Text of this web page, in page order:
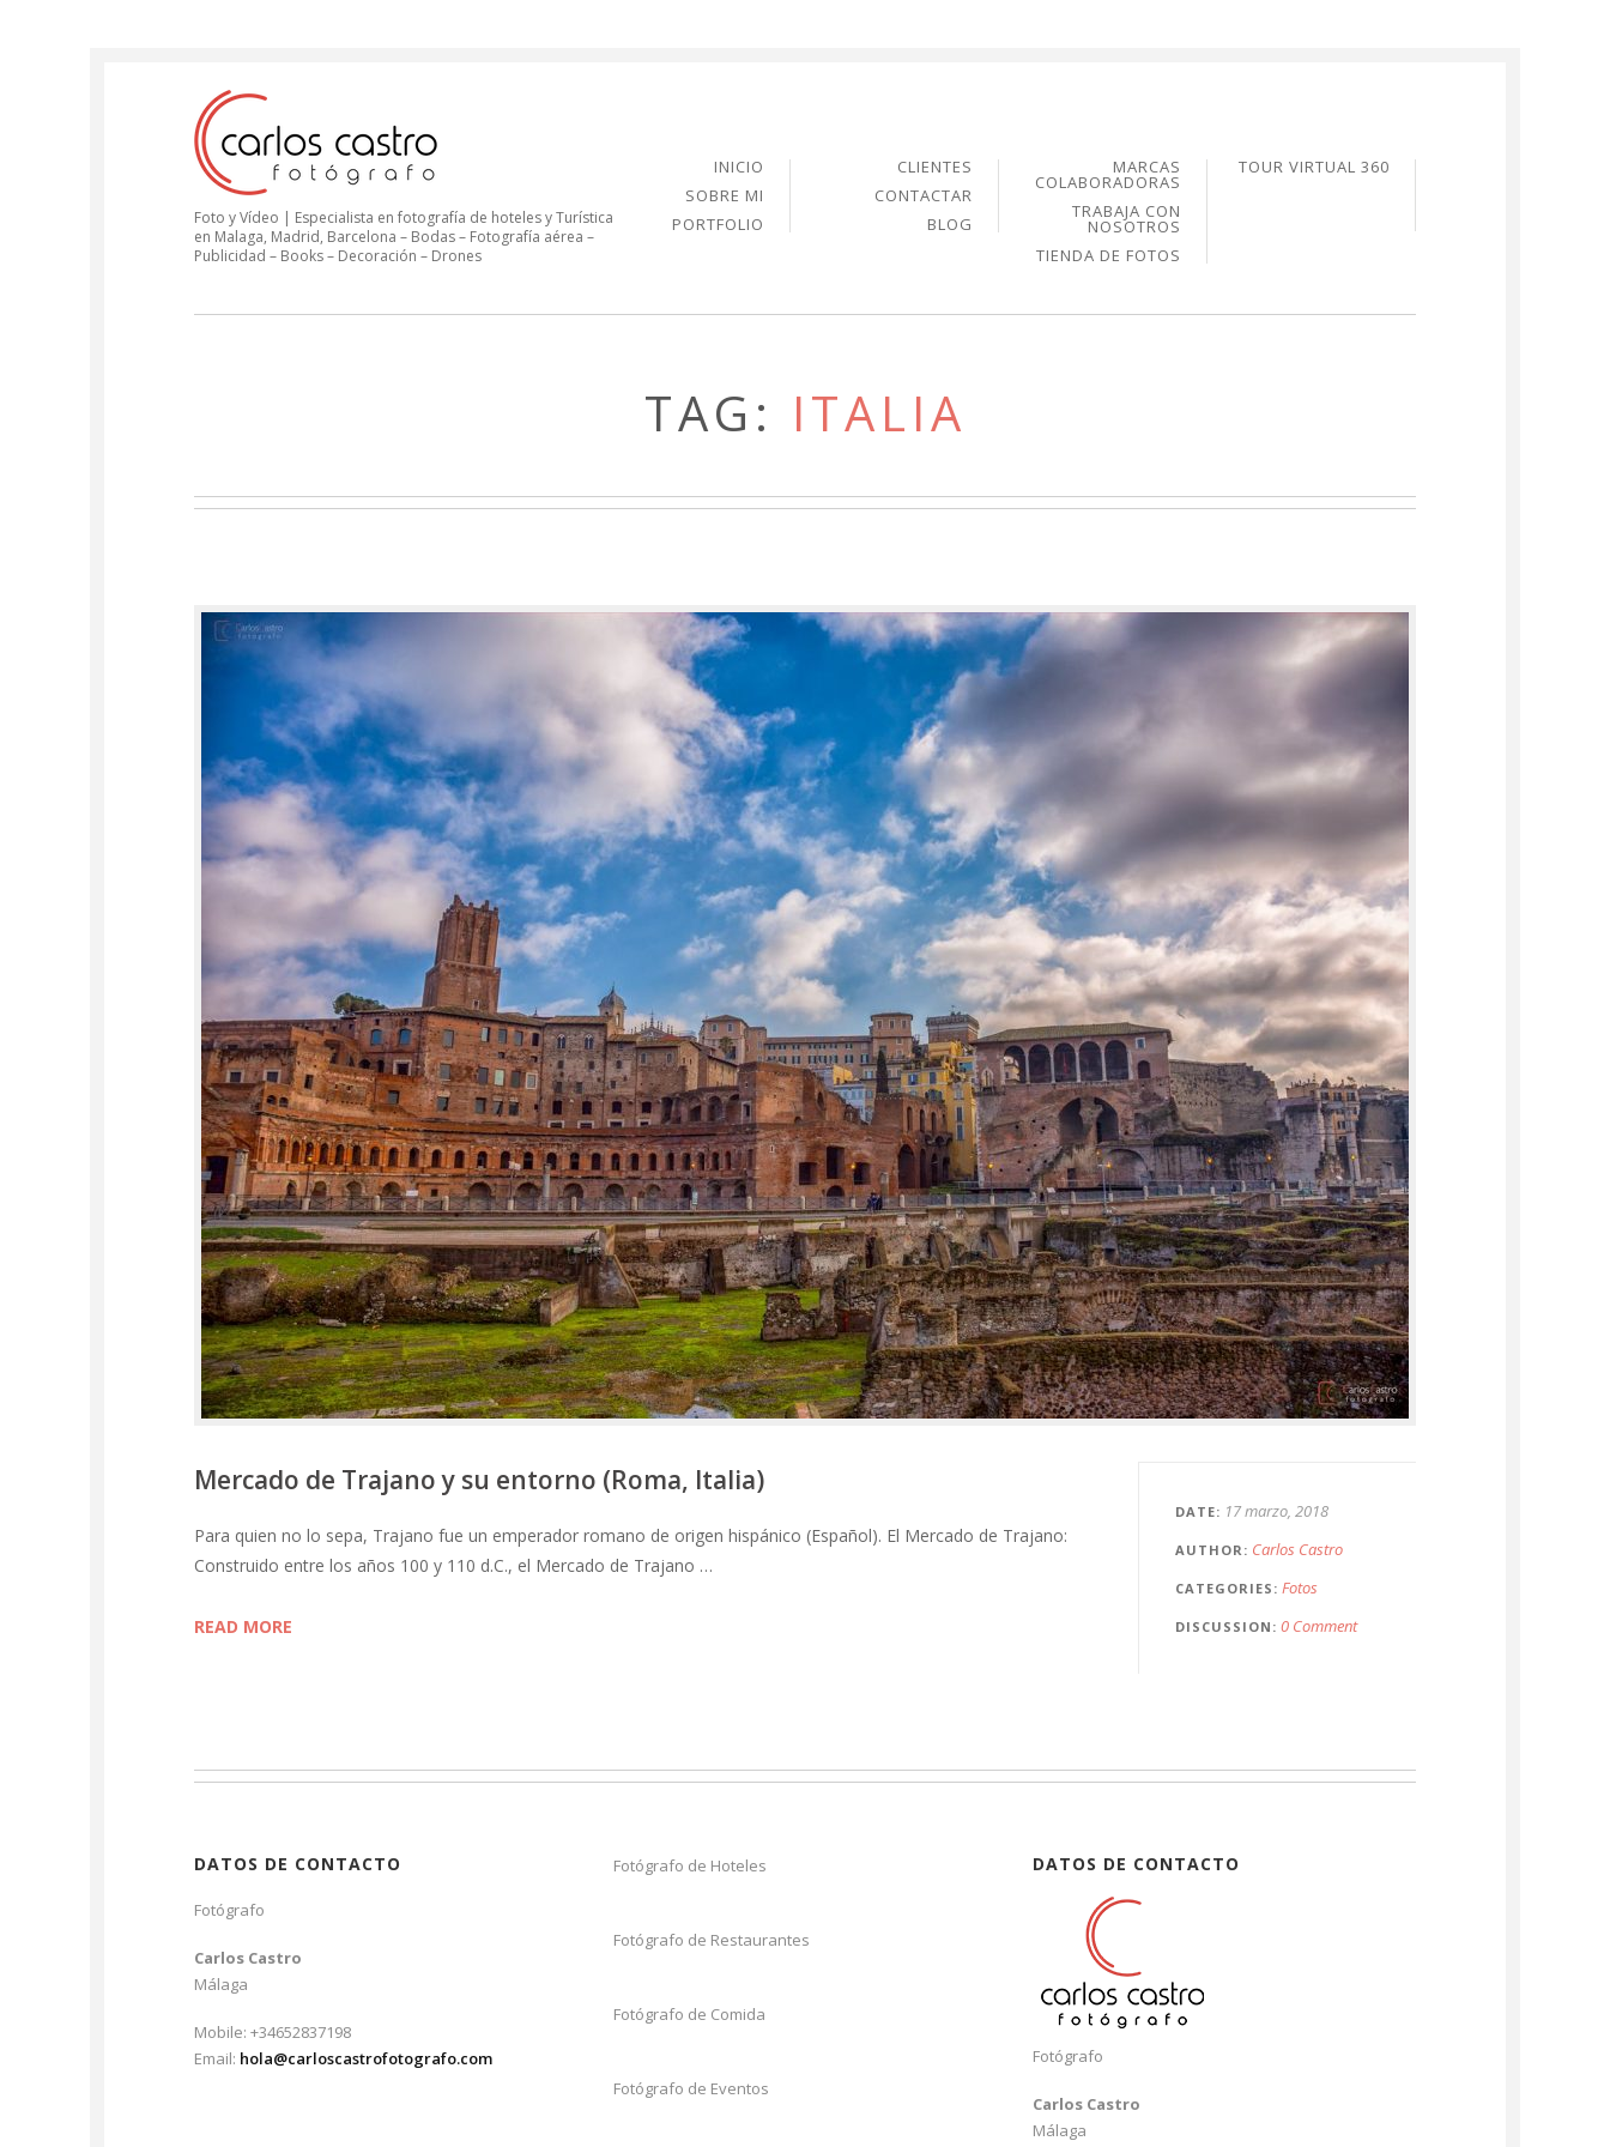
Foto y Vídeo | Especialista en fotografía de hoteles y Turística
en Malaga, Madrid, Barcelona – Bodas – Fotografía aérea –
Publicidad – Books – Decoración – Drones
INICIO
SOBRE MI
PORTFOLIO
CLIENTES
CONTACTAR
BLOG
MARCAS
COLABORADORAS
TRABAJA CON
NOSOTROS
TIENDA DE FOTOS
TOUR VIRTUAL 360
TAG: ITALIA
DATE 17 marzo, 2018
AUTHOR Carlos Castro
CATEGORIES Fotos
DISCUSSION 0 Comment
Mercado de Trajano y su entorno (Roma, Italia)
Para quien no lo sepa, Trajano fue un emperador romano de origen hispánico (Español). El Mercado de Trajano:
Construido entre los años 100 y 110 d.C., el Mercado de Trajano …
READ MORE
DATOS DE CONTACTO
Fotógrafo
Carlos Castro
Málaga
Mobile: +34652837198
Email: hola@carloscastrofotografo.com
Fotógrafo de Hoteles
Fotógrafo de Restaurantes
Fotógrafo de Comida
Fotógrafo de Eventos
DATOS DE CONTACTO
Fotógrafo
Carlos Castro
Málaga